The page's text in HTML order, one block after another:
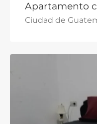
Apartamento
Ciudad de